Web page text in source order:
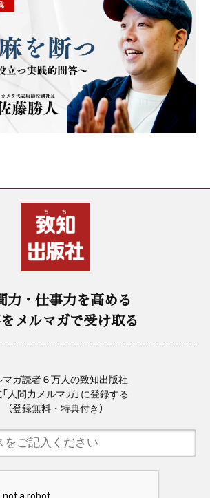
力・仕事力を高める
メルマガで受け取る
マガ読者６万人の致知出版社
人間力メルマガ」に登録する
（登録無料・特典付き）